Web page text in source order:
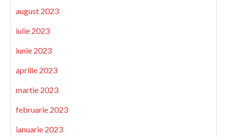
august 2023
iulie 2023
iunie 2023
aprilie 2023
martie 2023
februarie 2023
ianuarie 2023